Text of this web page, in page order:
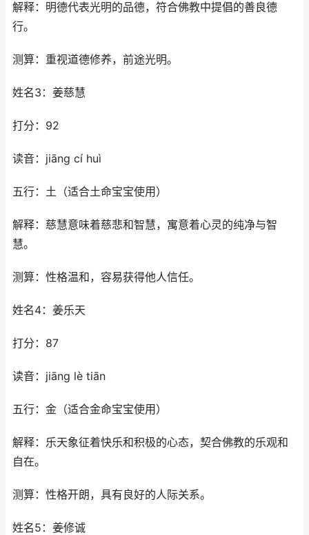
解释：明德代表光明的品德，符合佛教中提倡的善良德
行。
测算：重视道德修养，前途光明。
姓名3：姜慈慧
打分：92
读音：jiāng cí huì
五行：土（适合土命宝宝使用）
解释：慈慧意味着慈悲和智慧，寓意着心灵的纯净与智
慧。
测算：性格温和，容易获得他人信任。
姓名4：姜乐天
打分：87
读音：jiāng lè tiān
五行：金（适合金命宝宝使用）
解释：乐天象征着快乐和积极的心态，契合佛教的乐观和
自在。
测算：性格开朗，具有良好的人际关系。
姓名5：姜修诚